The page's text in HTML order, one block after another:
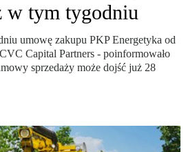
w tym tygodniu
umowę zakupu PKP Energetyka od
Capital Partners - poinformowało
sprzedaży może dojść już 28